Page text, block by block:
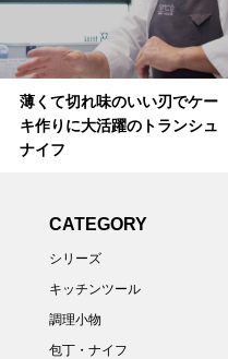
薄くて切れ味のいい刃でケー
キ作りに大活躍のトランシュ
ナイフ
CATEGORY
シリーズ
キッチンツール
調理小物
包丁・ナイフ